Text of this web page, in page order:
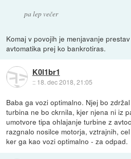
pa lep večer
Komaj v povojih je menjavanje
avtomatika prej ko bankrotiras.
K0l1br1
:: 18. dec 2018, 21:05
Baba ga vozi optimalno. Njej bo
turbina ne bo ckrnila, kjer njena ni iz
umotvore tipa ohlajanje turbine z
razgnalo nosilce motorja, vztrajnih,
ker ga kao vozi optimalno - za odpad.